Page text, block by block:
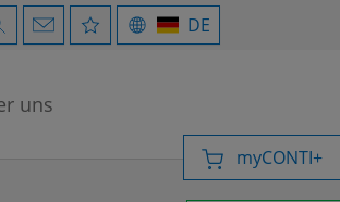
DE
uns
myCONTI+